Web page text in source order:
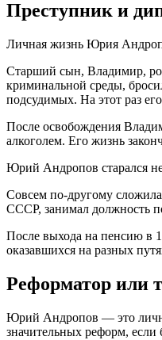
Преступник и
Личная жизнь Юрия
Старший сын, Владимир,
криминальной среды,
подсудимых. На этот раз
После освобождения
алкоголем. Его жизнь
Юрий Андропов старался
Совсем по-другому
СССР, занимал должность
После выхода на пенсию в
оказавшихся на разных
Реформатор или
Юрий Андропов — это
значительных реформ,